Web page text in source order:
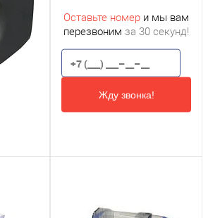
Оставьте номер и мы вам
перезвоним за 30 секунд!
Жду звонка!